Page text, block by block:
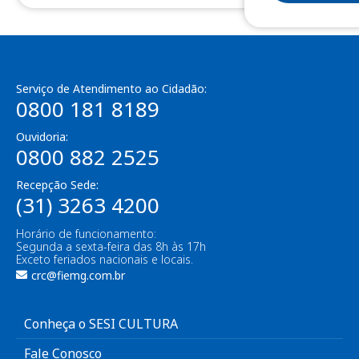
Serviço de Atendimento ao Cidadão:
0800 181 8189
Ouvidoria:
0800 882 2525
Recepção Sede:
(31) 3263 4200
Horário de funcionamento:
Segunda a sexta-feira das 8h às 17h
Exceto feriados nacionais e locais.
crc@fiemg.com.br
Conheça o SESI CULTURA
Fale Conosco